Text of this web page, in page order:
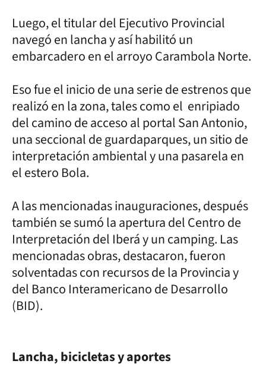
Luego, el titular del Ejecutivo Provincial
navegó en lancha y así habilitó un
embarcadero en el arroyo Carambola Norte.
Eso fue el inicio de una serie de estrenos que
realizó en la zona, tales como el enripiado
del camino de acceso al portal San Antonio,
una seccional de guardaparques, un sitio de
interpretación ambiental y una pasarela en
el estero Bola.
A las mencionadas inauguraciones, después
también se sumó la apertura del Centro de
Interpretación del Iberá y un camping. Las
mencionadas obras, destacaron, fueron
solventadas con recursos de la Provincia y
del Banco Interamericano de Desarrollo
(BID).
Lancha, bicicletas y aportes